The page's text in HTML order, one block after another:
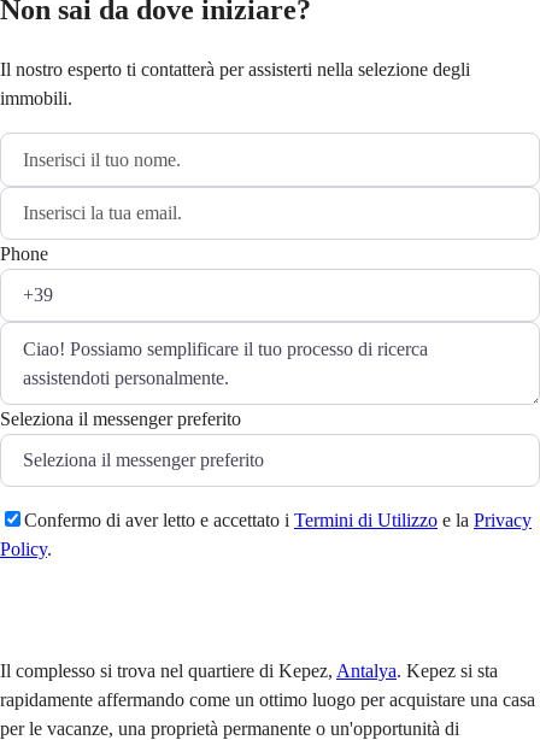
Non sai da dove iniziare?
Il nostro esperto ti contatterà per assisterti nella selezione degli
immobili.
Phone
Seleziona il messenger preferito
Confermo di aver letto e accettato i Termini di Utilizzo e la Privacy
Policy.
Il complesso si trova nel quartiere di Kepez, Antalya. Kepez si sta
rapidamente affermando come un ottimo luogo per acquistare una casa
per le vacanze, una proprietà permanente o un'opportunità di